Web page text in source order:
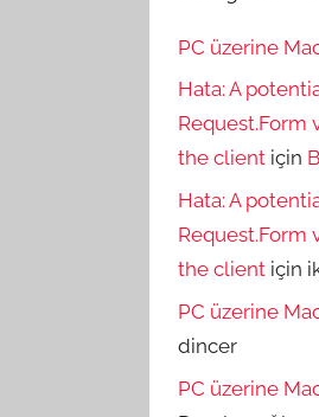
PC üzerine
Hata: A
Request.Form
the client için
Hata: A
Request.Form
the client için
PC üzerine
dincer
PC üzerine